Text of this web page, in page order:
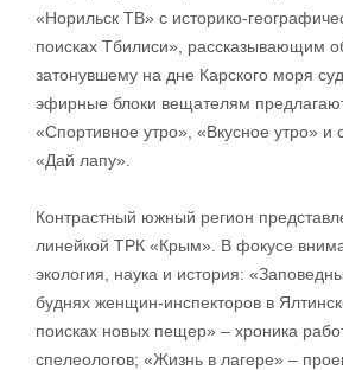
«Норильск ТВ» с историко-
поисках Тбилиси», рассказывающим
затонувшему на дне Карского моря
эфирные блоки вещателям
«Спортивное утро», «Вкусное утро» и
«Дай лапу».
Контрастный южный регион
линейкой ТРК «Крым». В фокусе
экология, наука и история:
буднях женщин-инспекторов в
поисках новых пещер» – хроника
спелеологов; «Жизнь в лагере» –